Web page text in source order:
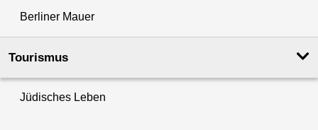
Berliner Mauer
Tourismus
Jüdisches Leben